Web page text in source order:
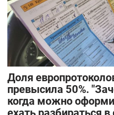
Доля
превысила 50%.
когда можно